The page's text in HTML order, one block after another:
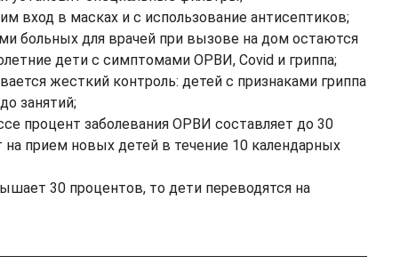
вход в масках и с использование антисептиков;
больных для врачей при вызове на дом остаются
дети с симптомами ОРВИ, Covid и гриппа;
жесткий контроль: детей с признаками гриппа
занятий;
процент заболевания ОРВИ составляет до 30
на прием новых детей в течение 10 календарных
30 процентов, то дети переводятся на